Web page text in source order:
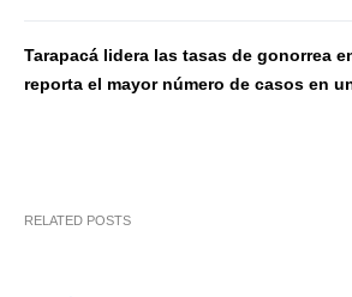
Tarapacá lidera las tasas de gonorrea
reporta el mayor número de casos en
RELATED POSTS